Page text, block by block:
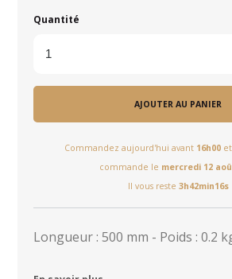
Quantité
AJOUTER AU PANIER
Commandez aujourd'hui avant 16h00
commande le mercredi 12
Il vous reste 3h42min15s
Longueur : 500 mm - Poids : 0.2